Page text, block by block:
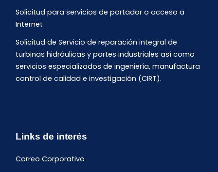
Solicitud para servicios de portador o acceso a
Internet
Solicitud de Servicio de reparación integral de
turbinas hidráulicas y partes industriales así como
servicios especializados de ingeniería, manufactura
control de calidad e investigación (CIRT).
Links de interés
Correo Corporativo